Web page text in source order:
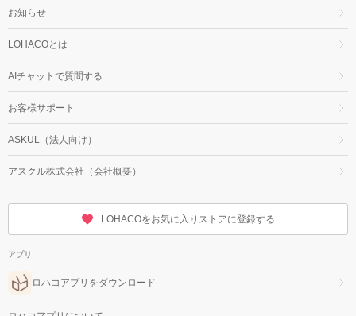
お知らせ
LOHACOとは
AIチャットで質問する
お客様サポート
ASKUL（法人向け）
アスクル株式会社（会社概要）
LOHACOをお気に入りストアに登録する
アプリ
ロハコアプリをダウンロード